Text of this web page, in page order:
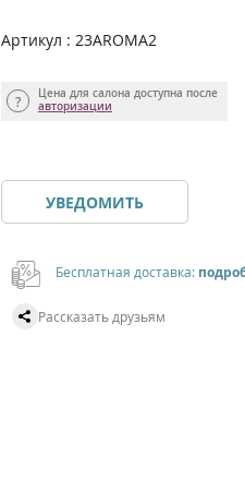
Артикул : 23AROMA2
Цена для салона доступна после
авторизации
УВЕДОМИТЬ
Бесплатная доставка:
Рассказать друзьям